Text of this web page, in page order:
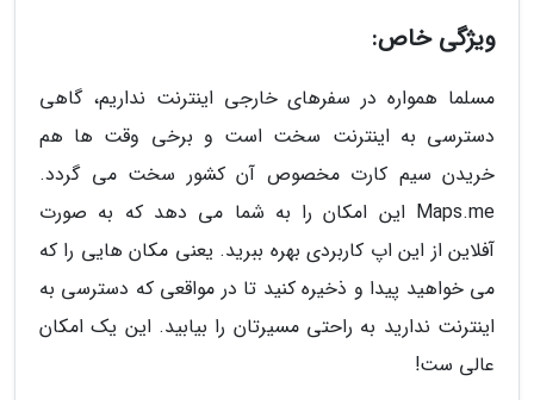
ویژگی خاص:
مسلما همواره در سفرهای خارجی اینترنت نداریم، گاهی
دسترسی به اینترنت سخت است و برخی وقت ها هم
خریدن سیم کارت مخصوص آن کشور سخت می گردد.
Maps.me این امکان را به شما می دهد که به صورت
آفلاین از این اپ کاربردی بهره ببرید. یعنی مکان هایی را که
می خواهید پیدا و ذخیره کنید تا در مواقعی که دسترسی به
اینترنت ندارید به راحتی مسیرتان را بیابید. این یک امکان
عالی ست!